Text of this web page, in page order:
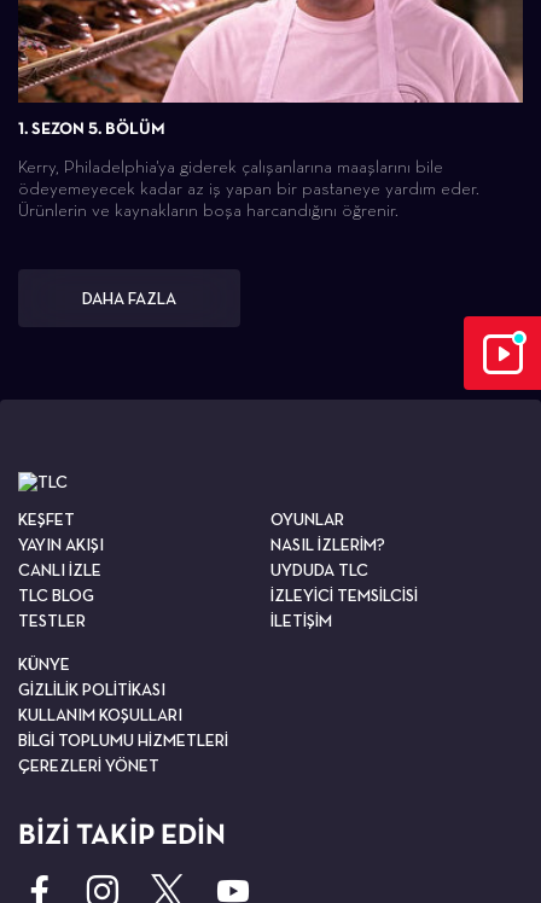
1. SEZON 5. BÖLÜM
Kerry, Philadelphia'ya giderek çalışanlarına maaşlarını bile
ödeyemeyecek kadar az iş yapan bir pastaneye yardım eder.
Ürünlerin ve kaynakların boşa harcandığını öğrenir.
DAHA FAZLA
KEŞFET
YAYIN AKIŞI
CANLI İZLE
TLC BLOG
TESTLER
OYUNLAR
NASIL İZLERİM?
UYDUDA TLC
İZLEYİCİ TEMSİLCİSİ
İLETİŞİM
KÜNYE
GİZLİLİK POLİTİKASI
KULLANIM KOŞULLARI
BİLGİ TOPLUMU HİZMETLERİ
ÇEREZLERİ YÖNET
BİZİ TAKİP EDİN